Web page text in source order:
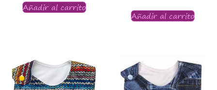
Añadir al carrito
Añadir al carrito